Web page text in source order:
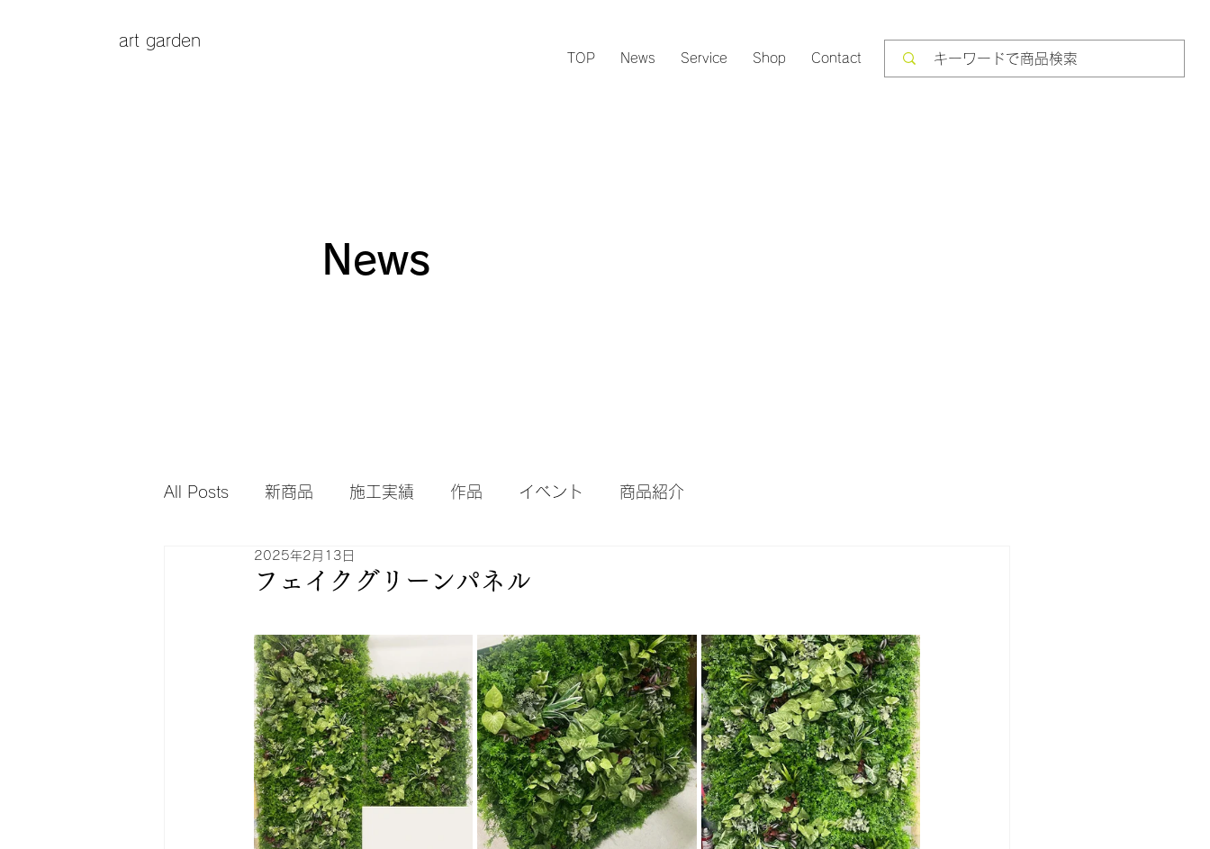
art garden
TOP News Service Shop Contact
News
All Posts 新商品 施工実績 作品 イベント 商品紹介
フェイクグリーンパネル
2025年2月13日